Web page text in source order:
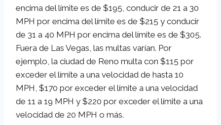
encima del límite es de $195, conducir de 21 a 30
MPH por encima del límite es de $215 y conducir
de 31 a 40 MPH por encima del límite es de $305.
Fuera de Las Vegas, las multas varían. Por
ejemplo, la ciudad de Reno multa con $115 por
exceder el límite a una velocidad de hasta 10
MPH, $170 por exceder el límite a una velocidad
de 11 a 19 MPH y $220 por exceder el límite a una
velocidad de 20 MPH o más.